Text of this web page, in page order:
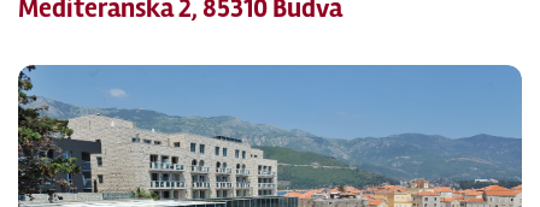
Mediteranska 2, 85310 Budva